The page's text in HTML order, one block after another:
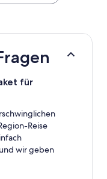
für
Reise
wir geben